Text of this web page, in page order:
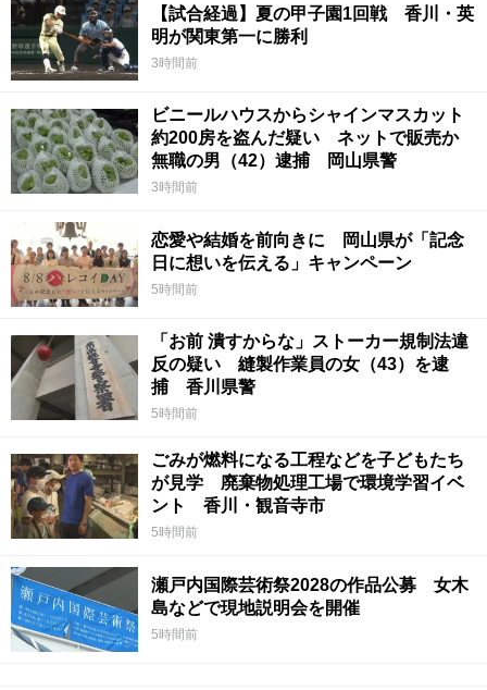
【試合経過】夏の甲子園1回戦 香川・英
明が関東第一に勝利
3時間前
ビニールハウスからシャインマスカット
約200房を盗んだ疑い ネットで販売か
無職の男（42）逮捕 岡山県警
3時間前
恋愛や結婚を前向きに 岡山県が「記念
日に想いを伝える」キャンペーン
5時間前
「お前 潰すからな」ストーカー規制法違
反の疑い 縫製作業員の女（43）を逮
捕 香川県警
5時間前
ごみが燃料になる工程などを子どもたち
が見学 廃棄物処理工場で環境学習イベ
ント 香川・観音寺市
5時間前
瀬戸内国際芸術祭2028の作品公募 女木
島などで現地説明会を開催
5時間前